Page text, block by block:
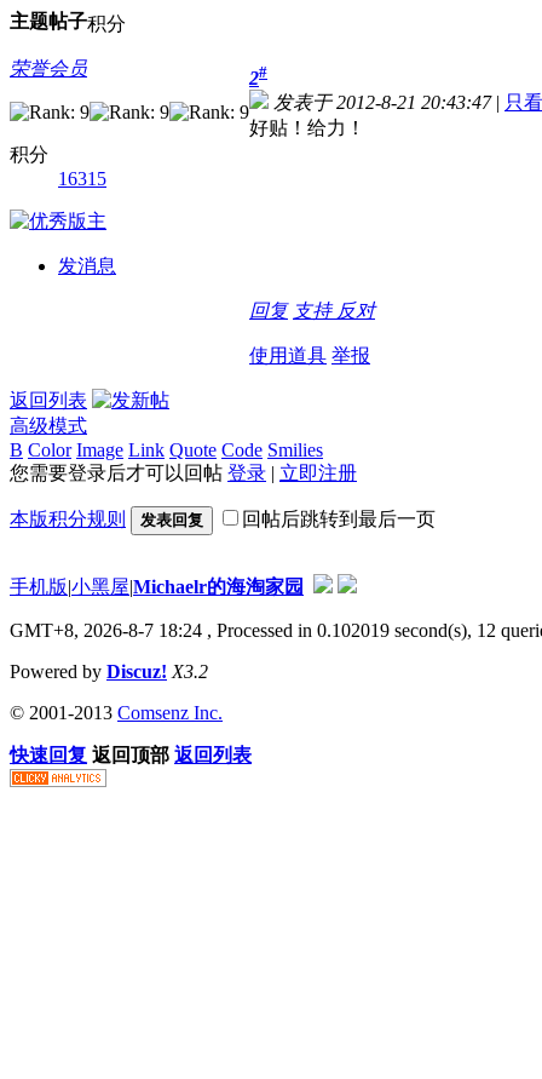
主题帖子积分
荣誉会员
积分
16315
发消息
2#
发表于 2012-8-21 20:43:47 | 只
好贴！给力！
回复 支持 反对
使用道具 举报
返回列表
高级模式
B Color Image Link Quote Code Smilies
您需要登录后才可以回帖 登录 | 立即注册
本版积分规则 发表回复 回帖后跳转到最后一页
手机版|小黑屋|Michaelr的海淘家园
GMT+8, 2026-8-7 18:24 , Processed in 0.102019 second(s), 12
Powered by Discuz! X3.2
© 2001-2013 Comsenz Inc.
快速回复 返回顶部 返回列表